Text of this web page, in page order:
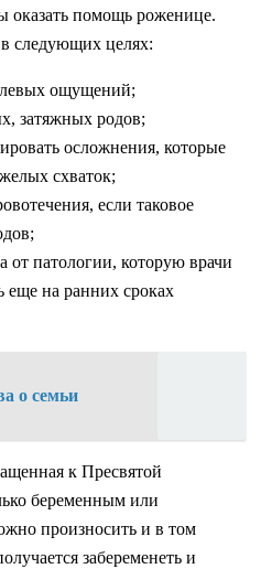
оказать помощь роженице.
следующих целях:
ощущений;
затяжных родов;
осложнения, которые
схваток;
если таковое
от патологии, которую врачи
еще на ранних сроках
о семьи
к Пресвятой
беременным или
произносить и в том
забеременеть и